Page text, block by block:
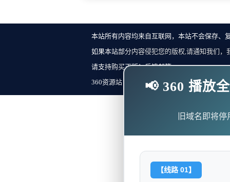
本站所有内容均来自互联网，本站不会保存、
如果本站部分内容侵犯您的版权,请通知我们
请支持购买正版！反馈邮箱：
360资源站 Copyright ©2018-2023 All Rights
📢 360 播放
旧域名即将
【线路 01】